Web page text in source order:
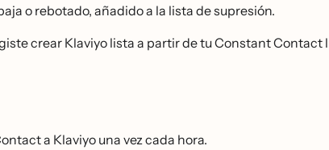
o rebotado, añadido a la lista de supresión.
crear Klaviyo lista a partir de tu Constant Contact
a Klaviyo una vez cada hora.